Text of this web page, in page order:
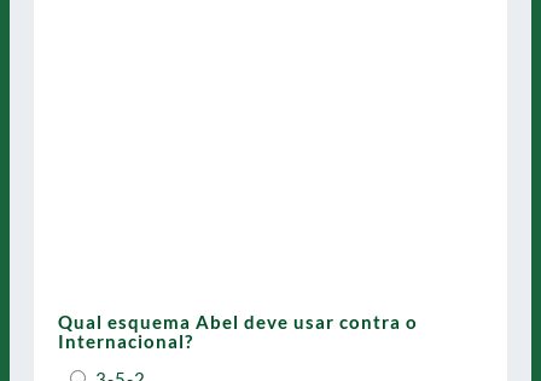
Qual esquema Abel deve usar contra o
Internacional?